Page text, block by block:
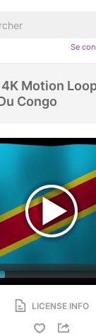
Se
Motion
Congo
LICENSE INFO